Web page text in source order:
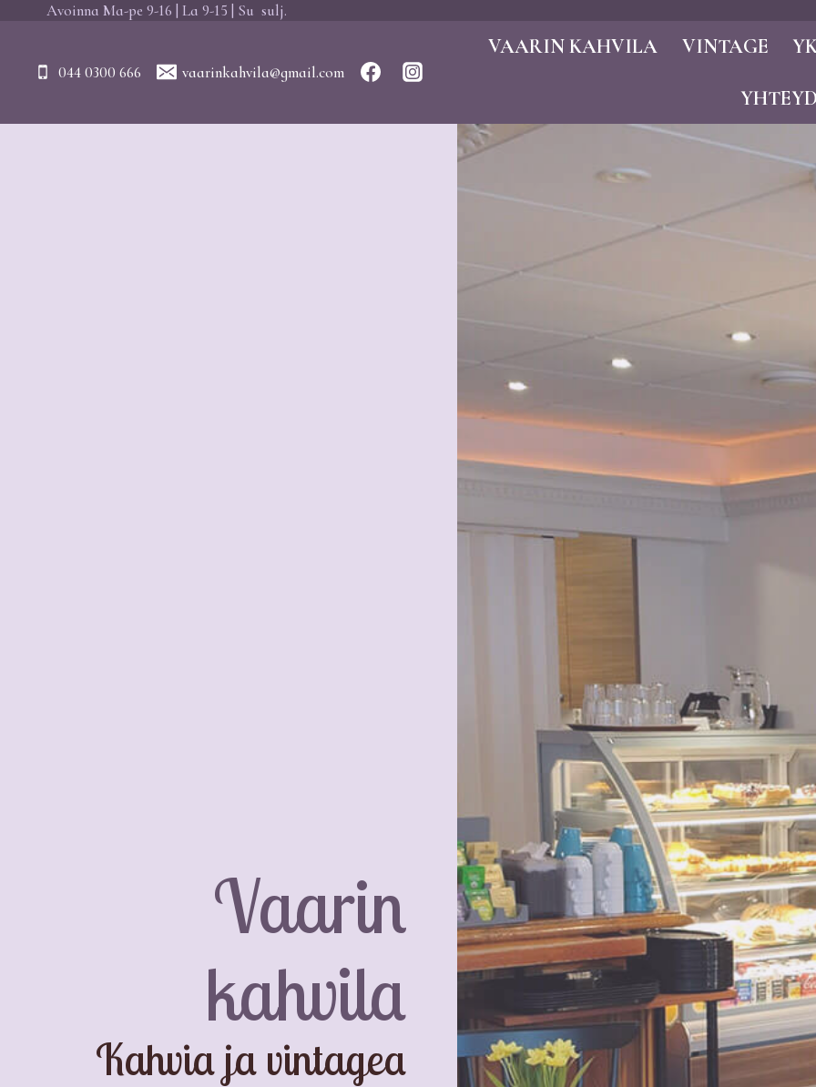
Avoinna Ma-pe 9-16 | La 9-15 | Su sulj.
044 0300 666 vaarinkahvila@gmail.com
VAARIN KAHVILA VINTAGE
Vaarin
kahvila
Kahvia ja vintagea